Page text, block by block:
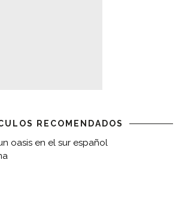
RECOMENDADOS
oasis en el sur español